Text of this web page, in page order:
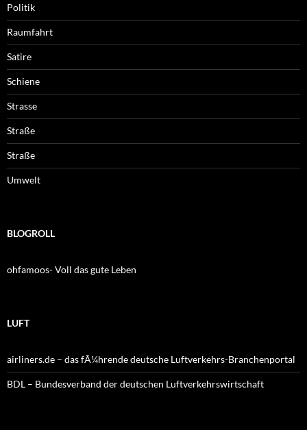
Politik
Raumfahrt
Satire
Schiene
Strasse
Straße
Straße
Umwelt
BLOGROLL
ohfamoos- Voll das gute Leben
LUFT
airliners.de – das fÃ¼hrende deutsche Luftverkehrs-Branchenportal
BDL – Bundesverband der deutschen Luftverkehrswirtschaft